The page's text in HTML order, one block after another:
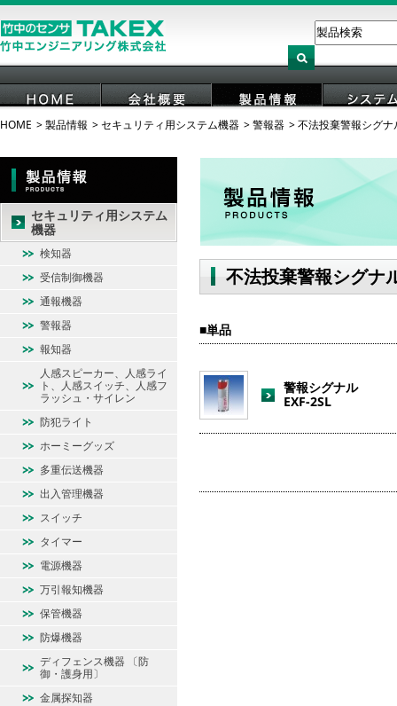
HOME 会社概要 製品情報 システ
HOME 製品情報 セキュリティ用システム機器 警報器 不法投棄警報シグナ
不法投棄警報シグナ
単品
警報シグナル
EXF-2SL
セキュリティ用システム
機器
検知器
受信制御機器
通報機器
警報器
報知器
人感スピーカー、人感ライ
ト、人感スイッチ、人感フ
ラッシュ・サイレン
防犯ライト
ホーミーグッズ
多重伝送機器
出入管理機器
スイッチ
タイマー
電源機器
万引報知機器
保管機器
防爆機器
ディフェンス機器 〔防
御・護身用〕
金属探知器